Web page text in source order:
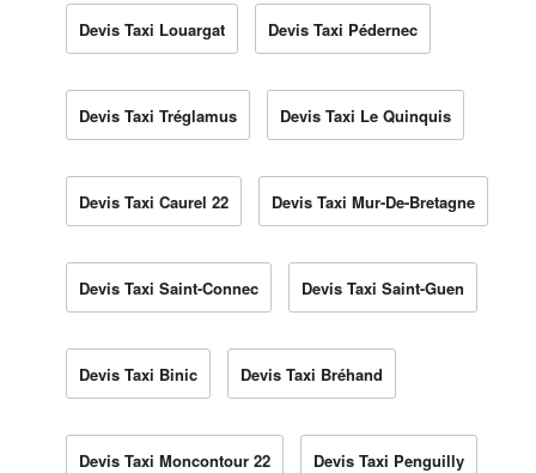
Devis Taxi Louargat Devis Taxi Pédernec
Devis Taxi Tréglamus Devis Taxi Le Quinquis
Devis Taxi Caurel 22 Devis Taxi Mur-De-Bretagne
Devis Taxi Saint-Connec Devis Taxi Saint-Guen
Devis Taxi Binic Devis Taxi Bréhand
Devis Taxi Moncontour 22 Devis Taxi Penguilly